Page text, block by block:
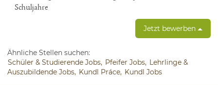
Schuljahre
Jetzt bewerben
Ähnliche Stellen suchen:
Schüler & Studierende Jobs, Pfeifer Jobs, Lehrlinge &
Auszubildende Jobs, Kundl Práce, Kundl Jobs